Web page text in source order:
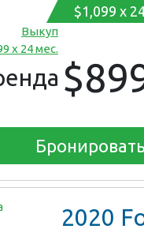
$1,099 x
Выкуп
x 24 мес.
2020 Ford